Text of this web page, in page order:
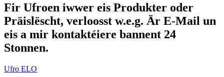
Fir Ufroen iwwer eis Produkter oder
Präislëscht, verloosst w.e.g. Är E-Mail un
eis a mir kontaktéiere bannent 24
Stonnen.
Ufro ELO